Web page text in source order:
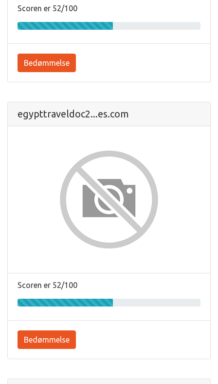
Scoren er 52/100
Bedømmelse
egypttraveldoc2...es.com
Scoren er 52/100
Bedømmelse